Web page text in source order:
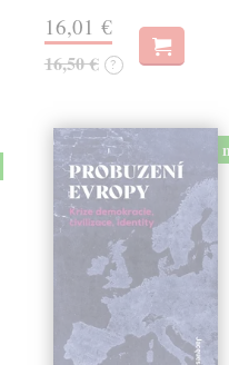
16,01 €
16,50 € ?